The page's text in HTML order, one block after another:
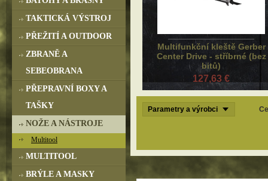
Multifunkční kleště Gerber
Center Drive - stříbrné (bez
bitů)
127,63 €
Parametry a výrobci
TAKTICKÁ VÝSTROJ
PŘEŽITÍ A OUTDOOR
ZBRANĚ A
SEBEOBRANA
PŘEPRAVNÍ BOXY A
TAŠKY
NOŽE A NÁSTROJE
Multitool
MULTITOOL
BRÝLE A MASKY